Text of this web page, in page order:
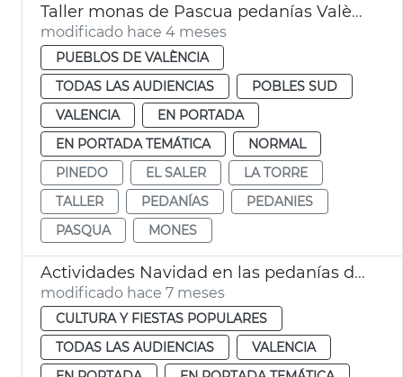
Taller monas de Pascua pedanías València
modificado hace 4 meses
PUEBLOS DE VALÈNCIA
TODAS LAS AUDIENCIAS
POBLES SUD
VALENCIA
EN PORTADA
EN PORTADA TEMÁTICA
NORMAL
PINEDO
EL SALER
LA TORRE
TALLER
PEDANÍAS
PEDANIES
PASQUA
MONES
Actividades Navidad en las pedanías de València
modificado hace 7 meses
CULTURA Y FIESTAS POPULARES
TODAS LAS AUDIENCIAS
VALENCIA